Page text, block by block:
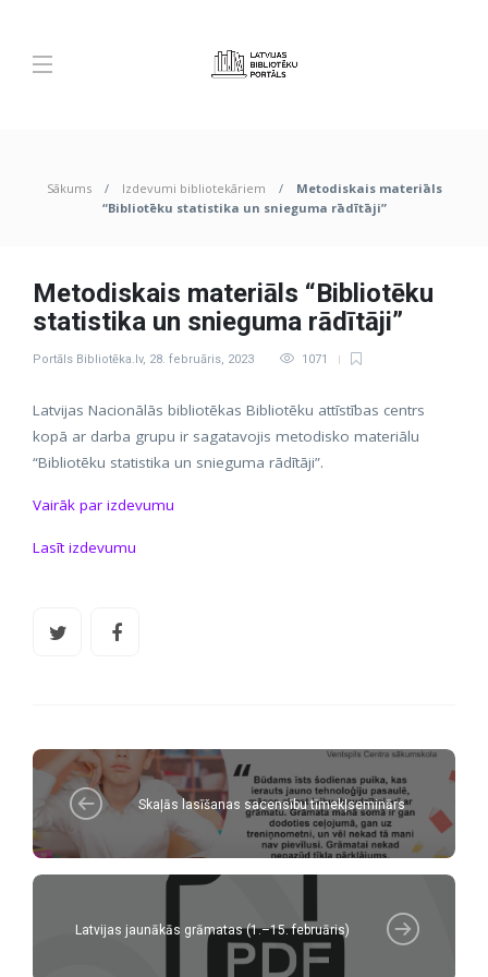
Sākums Izdevumi bibliotekāriem
Metodiskais materiāls
“Bibliotēku statistika un snieguma rādītāji”
Metodiskais materiāls “Bibliotēku
statistika un snieguma rādītāji”
Portāls Bibliotēka.lv, 28. februāris, 2023 1071
Latvijas Nacionālās bibliotēkas Bibliotēku attīstības centrs
kopā ar darba grupu ir sagatavojis metodisko materiālu
“Bibliotēku statistika un snieguma rādītāji”.
Vairāk par izdevumu
Lasīt izdevumu
Skaļās lasīšanas sacensību tīmekļseminārs
Latvijas jaunākās grāmatas (1.–15. februāris)